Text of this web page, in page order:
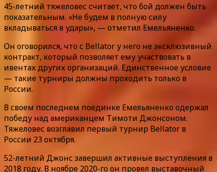
45-летний тяжеловес считает, что бой должен быть
показательным. «Не будем в полную силу
вкладываться в удары», — отметил Емельяненко.
Он оговорился, что с Bellator у него не эксклюзивный
контракт, который позволяет ему участвовать в
ивентах других организаций. Единственное условие
— такие турниры должны проходить только в
России.
В своем последнем поединке Емельяненко одержал
победу над американцем Тимоти Джонсоном.
Тяжеловес возглавил первый турнир Bellator в
России 23 октября.
52-летний Джонс завершил активные выступления в
2018 году. В ноябре 2020-го он провел выставочный